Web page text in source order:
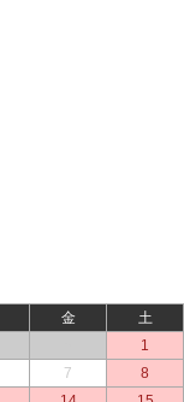
金
土
1
7
8